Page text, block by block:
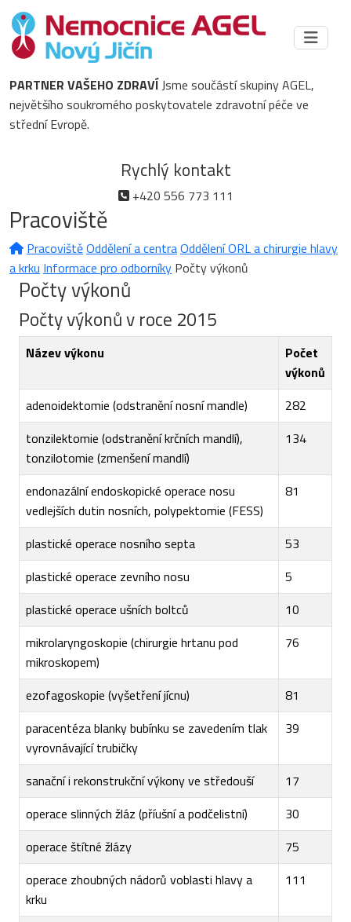
PARTNER VAŠEHO ZDRAVÍJsme součástí skupiny AGEL,
největšího soukromého poskytovatele zdravotní péče ve
střední Evropě.
Rychlý kontakt
+420 556 773 111
Pracoviště
PracovištěOddělení a centraOddělení ORL a chirurgie hlavy
a krku Informace pro odborníky Počty výkonů
Počty výkonů
Počty výkonů v roce 2015
Název výkonu
Počet
výkonů
adenoidektomie (odstranění nosní mandle)
282
tonzilektomie (odstranění krčních mandlí),
tonzilotomie (zmenšení mandlí)
134
endonazální endoskopické operace nosu
vedlejších dutin nosních, polypektomie (FESS)
81
plastické operace nosního septa
53
plastické operace zevního nosu
5
plastické operace ušních boltců
10
mikrolaryngoskopie (chirurgie hrtanu pod
mikroskopem)
76
ezofagoskopie (vyšetření jícnu)
81
paracentéza blanky bubínku se zavedením tlak
vyrovnávající trubičky
39
sanační i rekonstrukční výkony ve středouší
17
operace slinných žláz (příušní a podčelistní)
30
operace štítné žlázy
75
operace zhoubných nádorů voblasti hlavy a
krku
111